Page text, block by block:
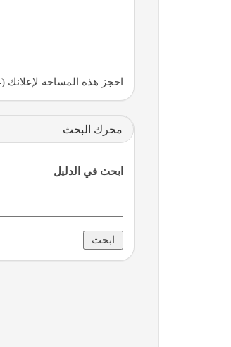
احجز هذه المساحه لإعلانك (ad4)
محرك البحث
ابحث في الدليل